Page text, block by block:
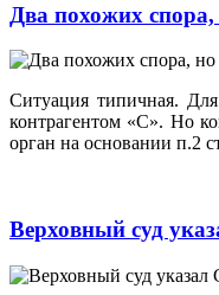
Два похожих
Ситуация типичная.
контрагентом «С». Но
орган на основании п.2
Верховный суд